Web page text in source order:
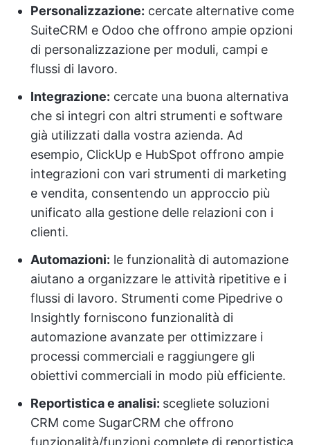
Personalizzazione: cercate alternative come
SuiteCRM e Odoo che offrono ampie opzioni
di personalizzazione per moduli, campi e
flussi di lavoro.
Integrazione: cercate una buona alternativa
che si integri con altri strumenti e software
già utilizzati dalla vostra azienda. Ad
esempio, ClickUp e HubSpot offrono ampie
integrazioni con vari strumenti di marketing
e vendita, consentendo un approccio più
unificato alla gestione delle relazioni con i
clienti.
Automazioni: le funzionalità di automazione
aiutano a organizzare le attività ripetitive e i
flussi di lavoro. Strumenti come Pipedrive o
Insightly forniscono funzionalità di
automazione avanzate per ottimizzare i
processi commerciali e raggiungere gli
obiettivi commerciali in modo più efficiente.
Reportistica e analisi: scegliete soluzioni
CRM come SugarCRM che offrono
funzionalità/funzioni complete di reportistica